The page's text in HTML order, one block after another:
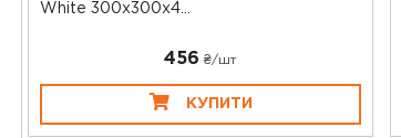
White 300x300x4...
456 ₴/шт
КУПИТИ